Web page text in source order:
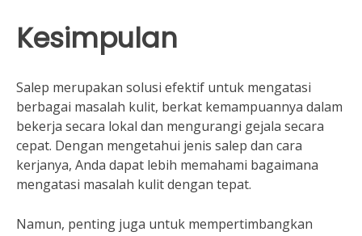
Kesimpulan
Salep merupakan solusi efektif untuk mengatasi
berbagai masalah kulit, berkat kemampuannya dalam
bekerja secara lokal dan mengurangi gejala secara
cepat. Dengan mengetahui jenis salep dan cara
kerjanya, Anda dapat lebih memahami bagaimana
mengatasi masalah kulit dengan tepat.
Namun, penting juga untuk mempertimbangkan